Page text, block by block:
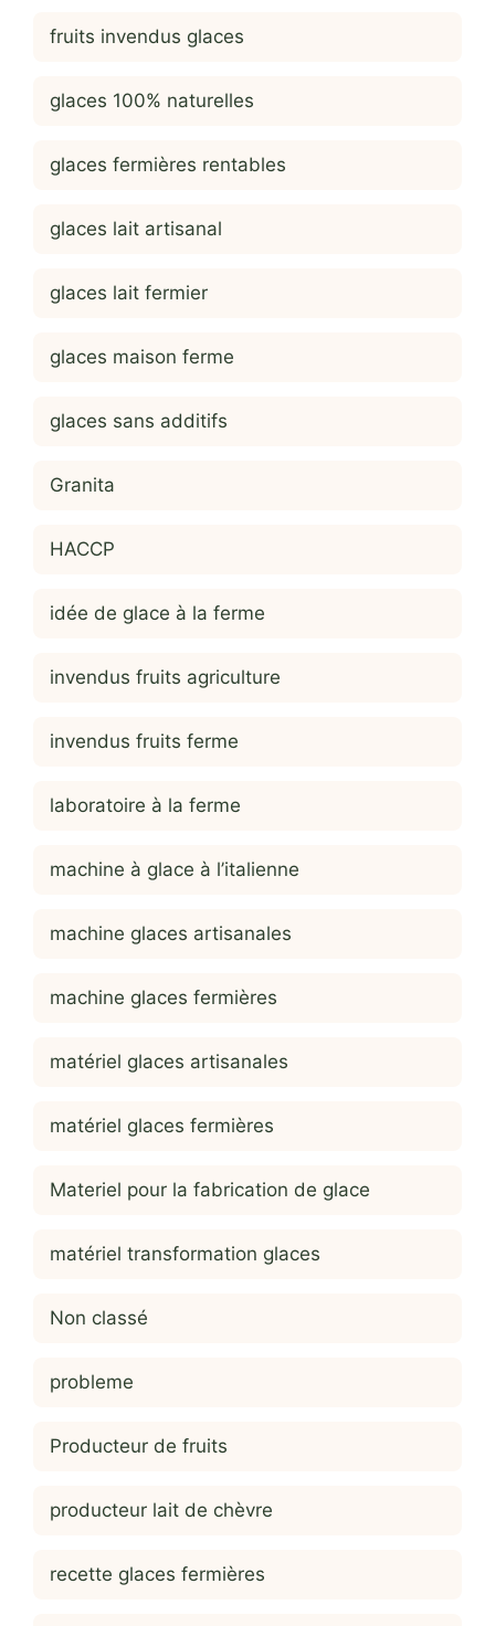
fruits invendus glaces
glaces 100% naturelles
glaces fermières rentables
glaces lait artisanal
glaces lait fermier
glaces maison ferme
glaces sans additifs
Granita
HACCP
idée de glace à la ferme
invendus fruits agriculture
invendus fruits ferme
laboratoire à la ferme
machine à glace à l’italienne
machine glaces artisanales
machine glaces fermières
matériel glaces artisanales
matériel glaces fermières
Materiel pour la fabrication de glace
matériel transformation glaces
Non classé
probleme
Producteur de fruits
producteur lait de chèvre
recette glaces fermières